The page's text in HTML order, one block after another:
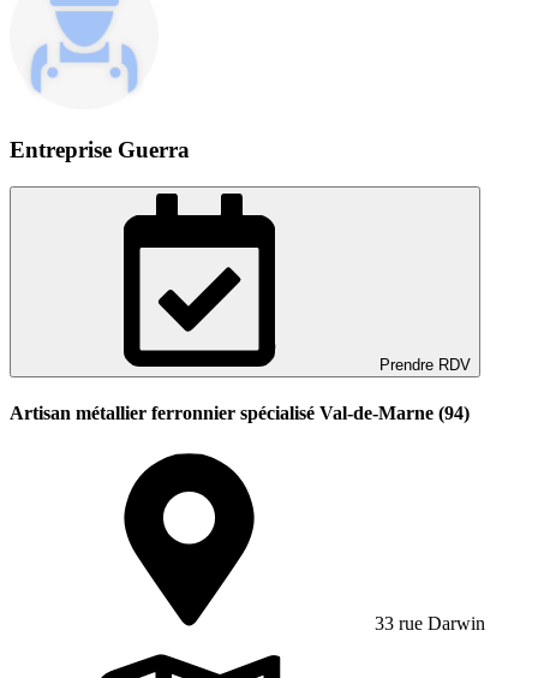
Entreprise Guerra
Prendre RDV
Artisan métallier ferronnier spécialisé Val-de-Marne (94)
33 rue Darwin